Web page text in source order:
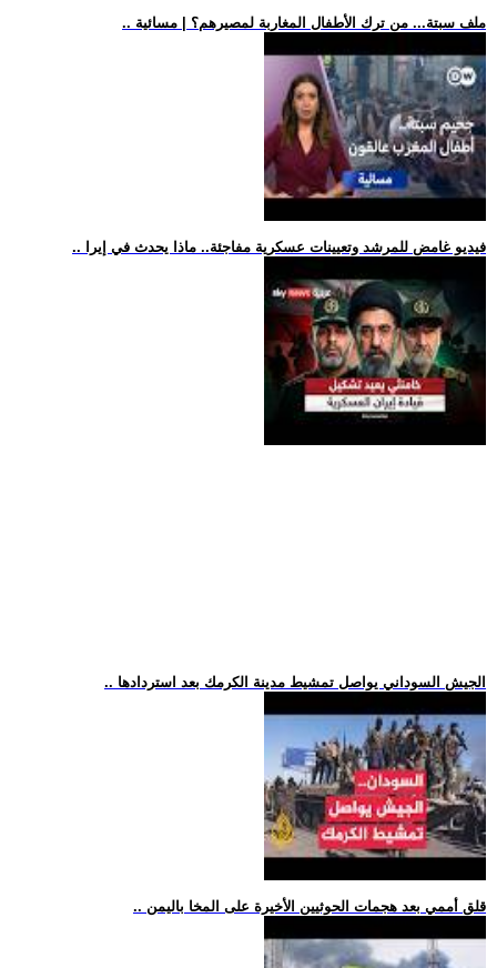
.. ملف سبتة... من ترك الأطفال المغاربة لمصيرهم؟ | مسائية
.. فيديو غامض للمرشد وتعيينات عسكرية مفاجئة.. ماذا يحدث في إيرا
.. الجيش السوداني يواصل تمشيط مدينة الكرمك بعد استردادها
.. قلق أممي بعد هجمات الحوثيين الأخيرة على المخا باليمن